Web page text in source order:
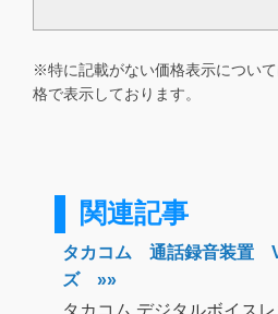
※特に記載がない価格表示につい
格で表示しております。
関連記事
タカコム 通話録音装置
ズ »»